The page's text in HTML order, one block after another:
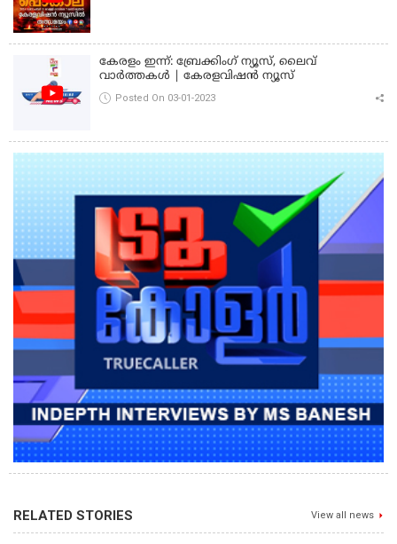
കേരളം ഇന്ന്: ബ്രേക്കിംഗ് ന്യൂസ്, ലൈവ്
വാർത്തകൾ | കേരളവിഷൻ ന്യൂസ്
Posted On 03-01-2023
RELATED STORIES View all news